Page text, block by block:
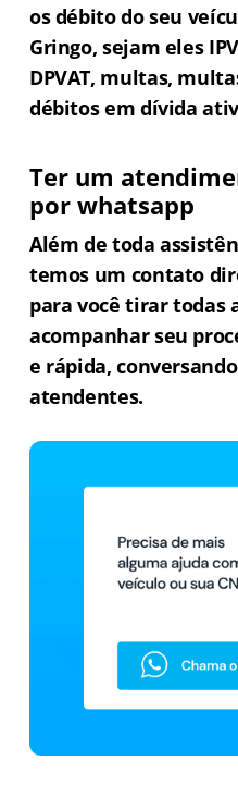
os débito do seu
Gringo, sejam eles
DPVAT, multas,
débitos em dívida
Ter um
por whatsapp
Além de toda
temos um contato
para você tirar todas
acompanhar seu
e rápida,
atendentes.